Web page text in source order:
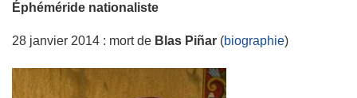
Éphéméride nationaliste
28 janvier 2014 : mort de Blas Piñar (biographie)